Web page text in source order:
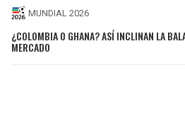
MUNDIAL 2026
¿COLOMBIA O GHANA? ASÍ INCLINAN LA
MERCADO